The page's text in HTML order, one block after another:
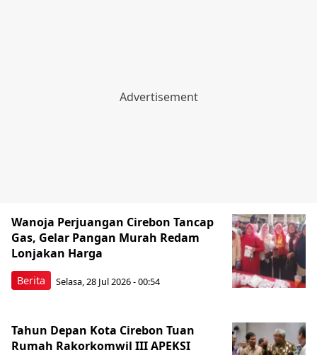
Berita
Wanoja Perjuangan Cirebon Tancap
Gas, Gelar Pangan Murah Redam
Lonjakan Harga
Selasa, 28 Jul 2026 - 00:54
Tahun Depan Kota Cirebon Tuan
Rumah Rakorkomwil III APEKSI